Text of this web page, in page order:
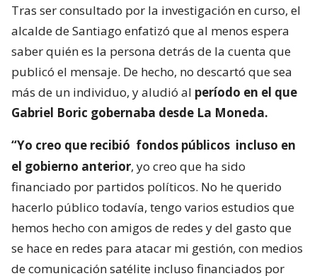
Tras ser consultado por la investigación en curso, el
alcalde de Santiago enfatizó que al menos espera
saber quién es la persona detrás de la cuenta que
publicó el mensaje. De hecho, no descartó que sea
más de un individuo, y aludió al período en el que
Gabriel Boric gobernaba desde La Moneda.
“Yo creo que recibió fondos públicos incluso en
el gobierno anterior, yo creo que ha sido
financiado por partidos políticos. No he querido
hacerlo público todavía, tengo varios estudios que
hemos hecho con amigos de redes y del gasto que
se hace en redes para atacar mi gestión, con medios
de comunicación satélite incluso financiados por